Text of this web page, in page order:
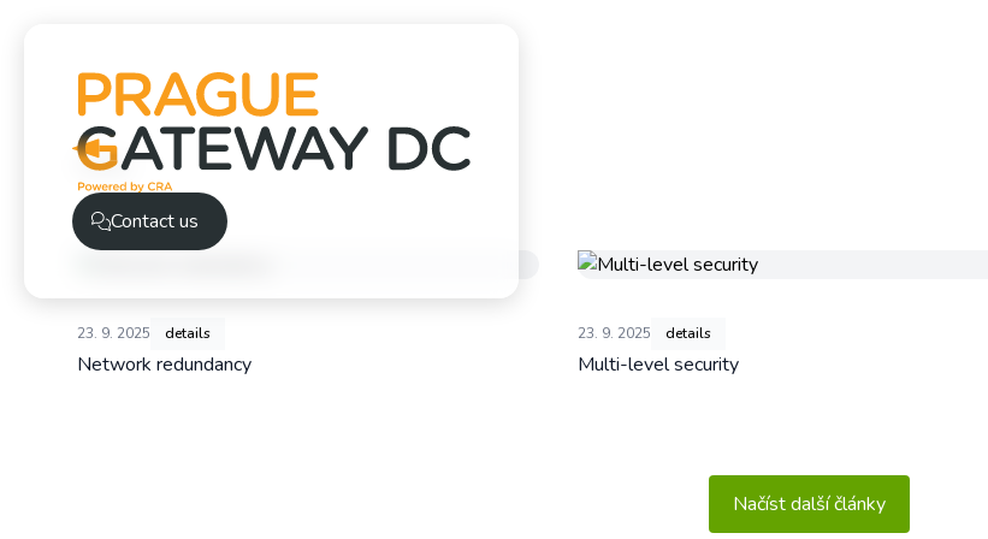
Contact us
details
23. 9. 2025 details
Network redundancy
23. 9. 2025 details
Multi-level security
Načíst další články